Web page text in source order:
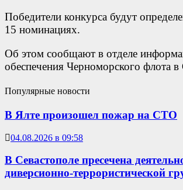
Победители конкурса будут
15 номинациях.
Об этом сообщают в отделе
обеспечения Черноморского флота в
Популярные новости
В Ялте произошел пожар на СТО
04.08.2026 в 09:58
В Севастополе пресечена
диверсионно-террористической